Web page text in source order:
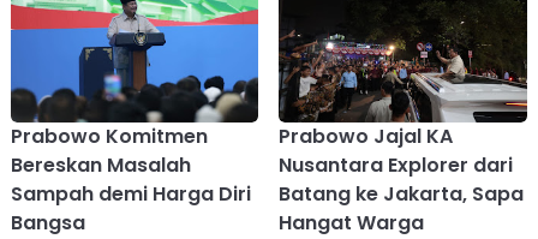
Prabowo Komitmen
Bereskan Masalah
Sampah demi Harga Diri
Bangsa
Prabowo Jajal KA
Nusantara Explorer dari
Batang ke Jakarta, Sapa
Hangat Warga